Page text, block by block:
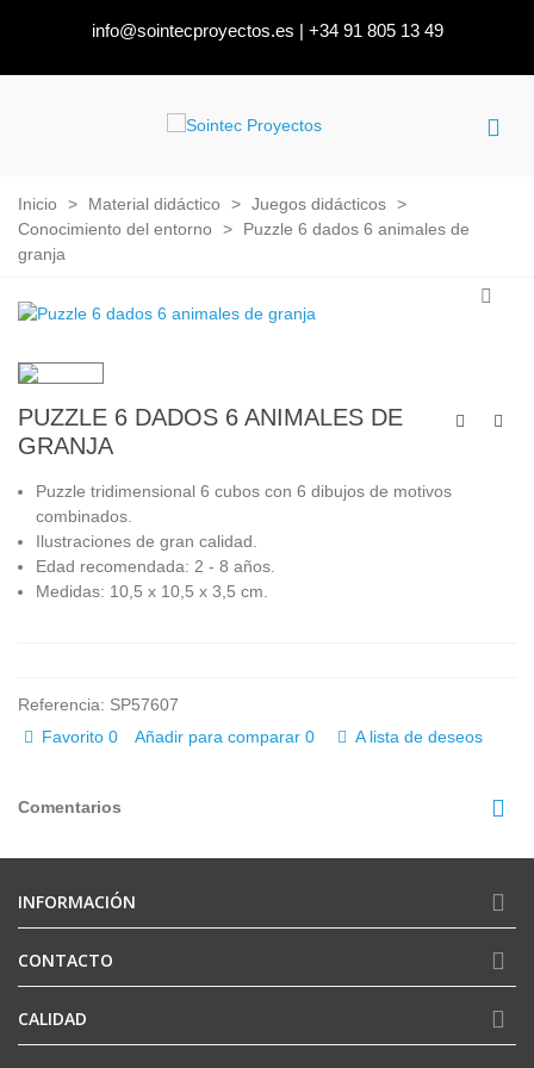
info@sointecproyectos.es | +34 91 805 13 49
Inicio > Material didáctico > Juegos didácticos >
Conocimiento del entorno
>
Puzzle 6 dados 6 animales de
granja
PUZZLE 6 DADOS 6 ANIMALES DE
GRANJA
Puzzle tridimensional 6 cubos con 6 dibujos de motivos
combinados.
Ilustraciones de gran calidad.
Edad recomendada: 2 - 8 años.
Medidas: 10,5 x 10,5 x 3,5 cm.
Referencia: SP57607
Favorito 0 Añadir para comparar 0 A lista de deseos
Comentarios
INFORMACIÓN
CONTACTO
CALIDAD